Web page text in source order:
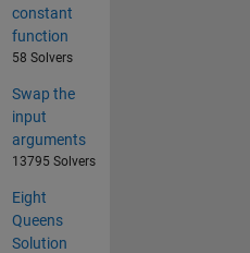
constant
function
58 Solvers
Swap the
input
arguments
13795 Solvers
Eight
Queens
Solution